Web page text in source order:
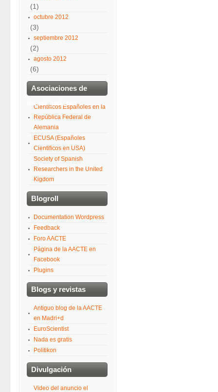
(1)
octubre 2012
(3)
septiembre 2012
(2)
agosto 2012
(6)
Asociaciones de
investigadores
Científicos Españoles en la
República Federal de
Alemania
ECUSA (Españoles
Cientificos en USA)
Society of Spanish
Researchers in the United
Kigdom
Blogroll
Documentation Wordpress
Feedback
Foro AACTE
Página de la AACTE en
Facebook
Plugins
Blogs y revistas
Antiguo blog de la AACTE
en Madri+d
EuroScientist
Nada es gratis
Politikon
Divulgación
Video del anuncio el